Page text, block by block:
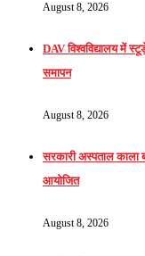
August 8, 2026
DAV विश्वविद्यालय में
समापन
August 8, 2026
सरकारी अस्पताल काला
आयोजित
August 8, 2026